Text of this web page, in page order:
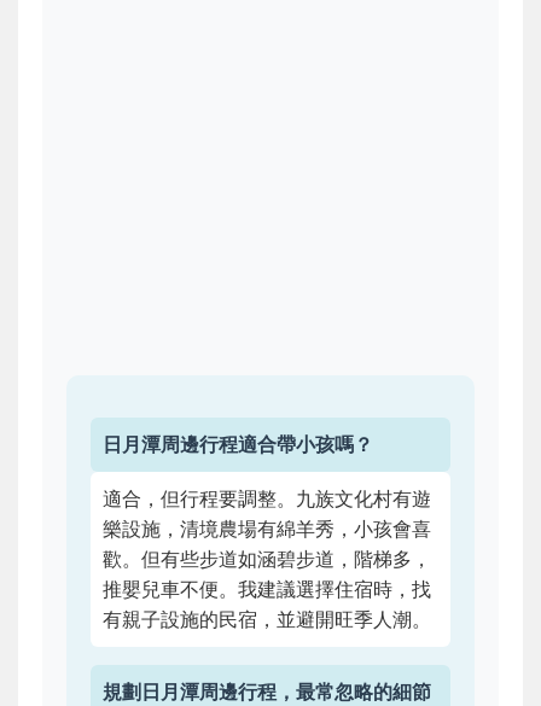
日月潭周邊行程適合帶小孩嗎？
適合，但行程要調整。九族文化村有遊
樂設施，清境農場有綿羊秀，小孩會喜
歡。但有些步道如涵碧步道，階梯多，
推嬰兒車不便。我建議選擇住宿時，找
有親子設施的民宿，並避開旺季人潮。
規劃日月潭周邊行程，最常忽略的細節